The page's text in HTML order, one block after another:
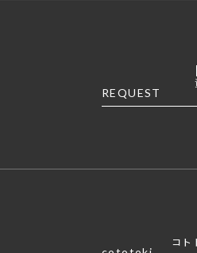
REQUEST
コト